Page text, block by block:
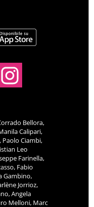
Bellora,
Calipari,
Paolo Ciambi,
Leo
Farinella,
Fabio
Gambino,
Jorrioz,
Angela
Melloni, Marc